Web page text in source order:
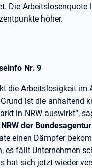
Die
höher.
Nr. 9
die Arbeitslosigkeit
ist die anhaltend
in NRW auswirkt“,
der
einen Dämpfer
es fällt Unternehmen
hat sich jetzt wieder